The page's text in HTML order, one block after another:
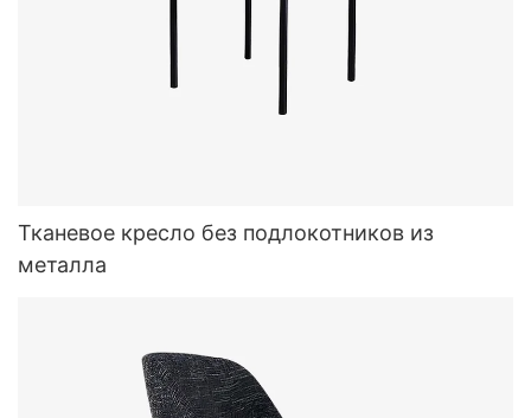
Тканевое кресло без подлокотников из
металла